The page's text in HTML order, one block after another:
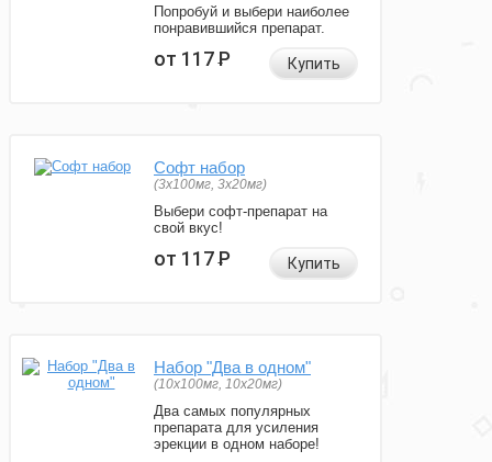
Попробуй и выбери наиболее
понравившийся препарат.
от 117Р Купить
Софт набор
(3x100мг, 3x20мг)
Выбери софт-препарат на
свой вкус!
от 117Р Купить
Набор "Два в одном"
(10x100мг, 10x20мг)
Два самых популярных
препарата для усиления
эрекции в одном наборе!